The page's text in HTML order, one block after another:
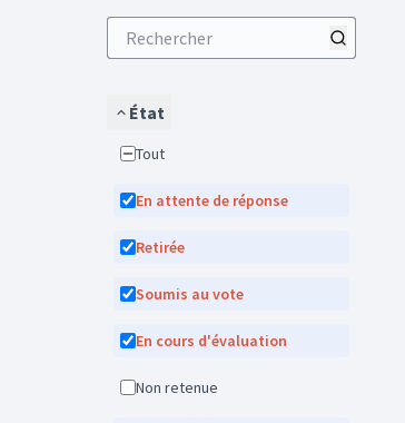
État
Tout
En attente de réponse
Retirée
Soumis au vote
En cours d'évaluation
Non retenue